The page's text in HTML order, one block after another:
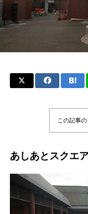
この記事
あしあとスクエ